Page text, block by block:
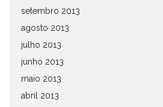
setembro 2013
agosto 2013
julho 2013
junho 2013
maio 2013
abril 2013